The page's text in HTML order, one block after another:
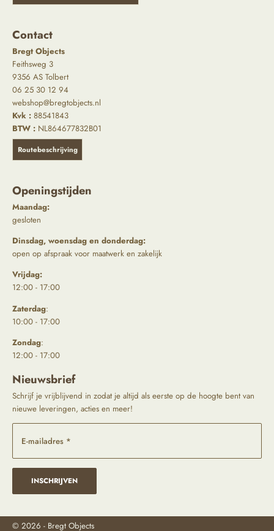
Contact
Bregt Objects
Feithsweg 3
9356 AS Tolbert
06 25 30 12 94
webshop@bregtobjects.nl
Kvk : 88541843
BTW : NL864677832B01
Routebeschrijving
Openingstijden
Maandag:
gesloten
Dinsdag, woensdag en donderdag:
open op afspraak voor maatwerk en zakelijk
Vrijdag:
12:00 - 17:00
Zaterdag:
10:00 - 17:00
Zondag:
12:00 - 17:00
Nieuwsbrief
Schrijf je vrijblijvend in zodat je altijd als eerste op de hoogte bent van
nieuwe leveringen, acties en meer!
E-mailadres *
INSCHRIJVEN
© 2026 - Bregt Objects